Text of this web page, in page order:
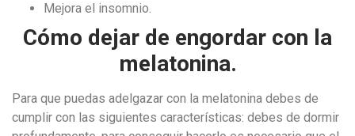
Mejora el insomnio.
Cómo dejar de engordar con la
melatonina.
Para que puedas adelgazar con la melatonina debes de
cumplir con las siguientes características: debes de dormir